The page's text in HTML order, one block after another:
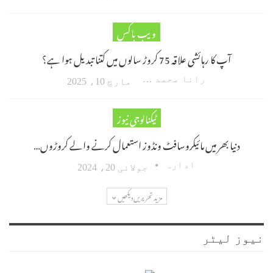
ویب باکس
آپ کا رہائشی علاقہ 75 کروڑ سالوں میں کتنا تبدیل ہوا ہے؟
رانا محمد امین اکبر مارچ 10، 2025
ٹیکنالوجی نیوز
دنیا بھر میں مائیکروسافٹ ونڈوز استعمال کرنے والے کروڑوں…
ادارہ جولائی 20، 2024
مزید تحریریں دیکھیں
نیوز لیٹر